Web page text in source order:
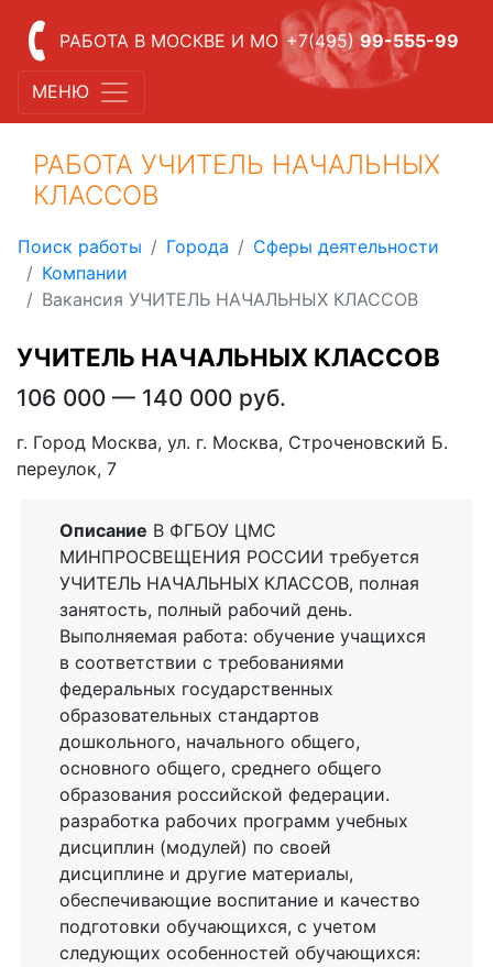
РАБОТА В МОСКВЕ И МО +7(495) 99-555-99
МЕНЮ
РАБОТА УЧИТЕЛЬ НАЧАЛЬНЫХ
КЛАССОВ
Поиск работы Города
Сферы деятельности
Компании
Вакансия УЧИТЕЛЬ НАЧАЛЬНЫХ КЛАССОВ
УЧИТЕЛЬ НАЧАЛЬНЫХ КЛАССОВ
106 000 — 140 000 руб.
г. Город Москва, ул. г. Москва, Строченовский Б.
переулок, 7
Описание В ФГБОУ ЦМС
МИНПРОСВЕЩЕНИЯ РОССИИ требуется
УЧИТЕЛЬ НАЧАЛЬНЫХ КЛАССОВ, полная
занятость, полный рабочий день.
Выполняемая работа: обучение учащихся
в соответствии с требованиями
федеральных государственных
образовательных стандартов
дошкольного, начального общего,
основного общего, среднего общего
образования российской федерации.
разработка рабочих программ учебных
дисциплин (модулей) по своей
дисциплине и другие материалы,
обеспечивающие воспитание и качество
подготовки обучающихся, с учетом
следующих особенностей обучающихся: